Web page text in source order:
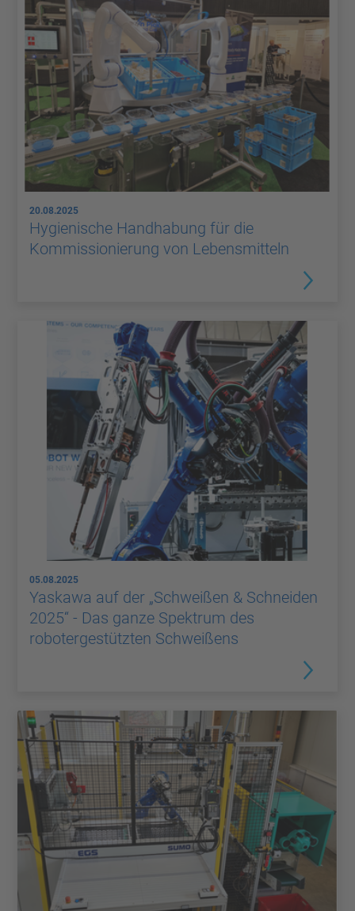
20.08.2025
Hygienische Handhabung für die
Kommissionierung von Lebensmitteln
05.08.2025
Yaskawa auf der „Schweißen & Schneiden
2025“ - Das ganze Spektrum des
robotergestützten Schweißens